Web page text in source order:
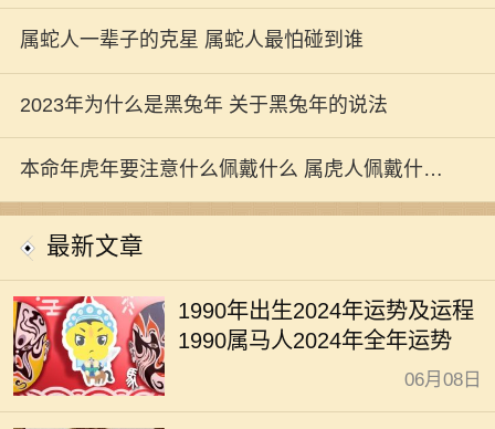
属蛇人一辈子的克星 属蛇人最怕碰到谁
2023年为什么是黑兔年 关于黑兔年的说法
本命年虎年要注意什么佩戴什么 属虎人佩戴什么
开运
最新文章
1990年出生2024年运势及运程
1990属马人2024年全年运势
06月08日